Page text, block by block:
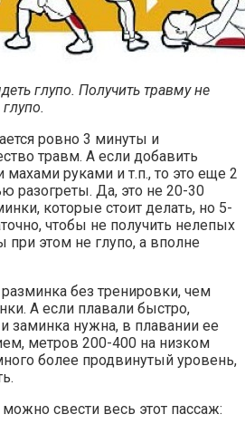
глупо. Получить травму не
ровно 3 минуты и
травм. А если добавить
руками и т.п., то это еще 2
разогреты. Да, это не 20-30
которые стоит делать, но 5-
чтобы не получить нелепых
этом не глупо, а вполне
без тренировки, чем
А если плавали быстро,
заминка нужна, в плавании ее
метров 200-400 на низком
более продвинутый уровень,
свести весь этот пассаж: